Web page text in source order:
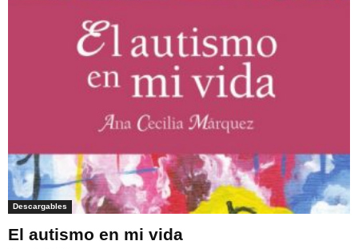
Descargables
El autismo en mi vida